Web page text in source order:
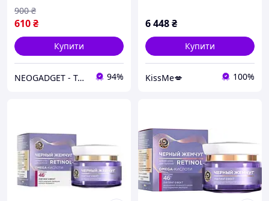
610₴
900 ₴
Купити
NEOGADGET - Твій провідник у світ сучасної техніки! 94%
6 448₴
Купити
KissMe💋 100%